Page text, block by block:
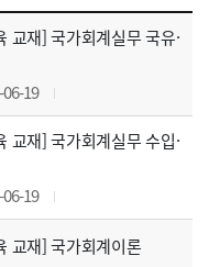
교재] 국가회계실무 국유·
19
교재] 국가회계실무 수입·
19
교재] 국가회계이론